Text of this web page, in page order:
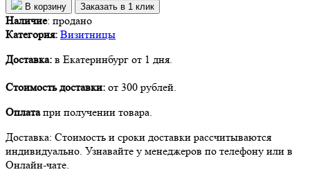
В корзину Заказать в 1 клик
Наличие: продано
Категория: Визитницы
Доставка: в Екатеринбург от 1 дня.
Стоимость доставки: от 300 рублей.
Оплатапри получении товара.
Доставка: Стоимость и сроки доставки рассчитываются
индивидуально. Узнавайте у менеджеров по телефону или в
Онлайн-чате.